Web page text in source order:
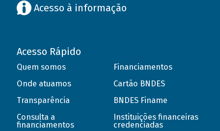
Acesso à informação
Acesso Rápido
Quem somos
Onde atuamos
Transparência
Consulta a
financiamentos
Financiamentos
Cartão BNDES
BNDES Finame
Instituições financeiras
credenciadas